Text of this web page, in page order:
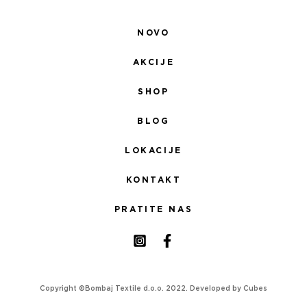
NOVO
AKCIJE
SHOP
BLOG
LOKACIJE
KONTAKT
PRATITE NAS
Copyright ©Bombaj Textile d.o.o. 2022. Developed by Cubes